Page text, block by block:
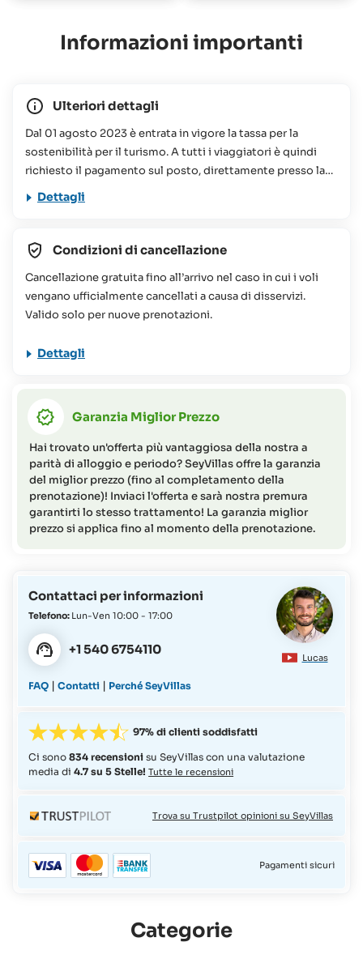
Informazioni importanti
Ulteriori dettagli
Dal 01 agosto 2023 è entrata in vigore la tassa per la
sostenibilità per il turismo. A tutti i viaggiatori è quindi
richiesto il pagamento sul posto, direttamente presso la
struttura prenotata, di un importo che oscilla tra le 75 e le
100 Rupie Seychellesi a persona, a notte. Questo
conservazione alle Seychelles. Per ulteriori informazioni
Il viaggio proposto non è consigliato per persone a
mobilità ridotta (per maggiori informazioni o richieste non
esitate a contattare il Team SeyVillas).
Dettagli
Condizioni di cancellazione
Cancellazione gratuita fino all’arrivo nel caso in cui i voli
vengano ufficialmente cancellati a causa di disservizi.
Valido solo per nuove prenotazioni.
Dettagli
Garanzia Miglior Prezzo
Hai trovato un'offerta più vantaggiosa della nostra a
parità di alloggio e periodo? SeyVillas offre la garanzia
del miglior prezzo (fino al completamento della
prenotazione)! Inviaci l'offerta e sarà nostra premura
garantirti lo stesso trattamento! La garanzia miglior
prezzo si applica fino al momento della prenotazione.
Lucas
Contattaci per informazioni
Telefono: Lun-Ven 10:00 - 17:00
+1 540 6754110
FAQ |Contatti | Perché SeyVillas
97% di clienti soddisfatti
Ci sono834 recensionisu SeyVillas con una valutazione
media di4.7 su 5 Stelle! Tutte le recensioni
Trova su Trustpilot opinioni su SeyVillas
Pagamenti sicuri
Categorie